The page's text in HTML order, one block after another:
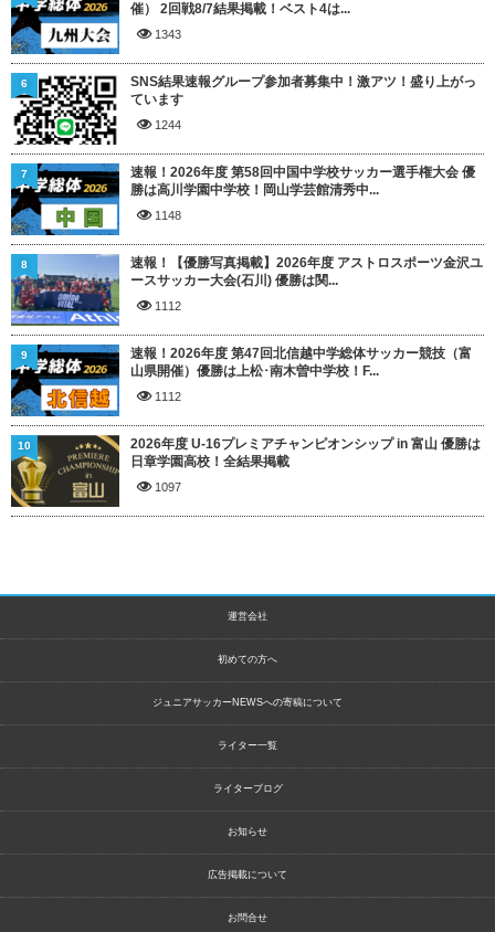
催） 2回戦8/7結果掲載！ベスト4は...
1343
SNS結果速報グループ参加者募集中！激アツ！盛り上がっ
ています
1244
6
速報！2026年度 第58回中国中学校サッカー選手権大会 優
勝は高川学園中学校！岡山学芸館清秀中...
1148
7
速報！【優勝写真掲載】2026年度 アストロスポーツ金沢ユ
ースサッカー大会(石川) 優勝は関...
1112
8
速報！2026年度 第47回北信越中学総体サッカー競技（富
山県開催）優勝は上松･南木曽中学校！F...
1112
9
2026年度 U-16プレミアチャンピオンシップ in 富山 優勝は
日章学園高校！全結果掲載
1097
10
運営会社
初めての方へ
ジュニアサッカーNEWSへの寄稿について
ライター一覧
ライターブログ
お知らせ
広告掲載について
お問合せ